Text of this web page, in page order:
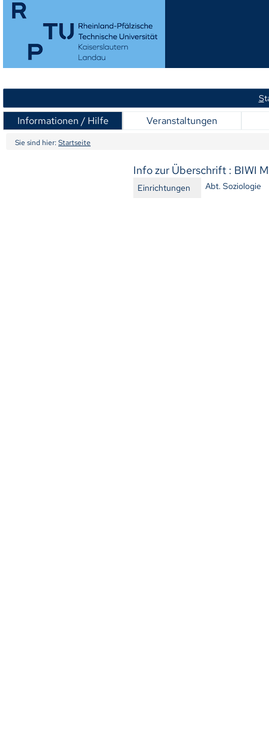
S
Informationen / Hilfe Veranstaltungen
Sie sind hier: Startseite
Info zur Überschrift : BIWI
Einrichtungen Abt. Soziologie